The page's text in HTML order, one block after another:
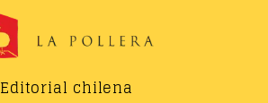
Editorial chilena